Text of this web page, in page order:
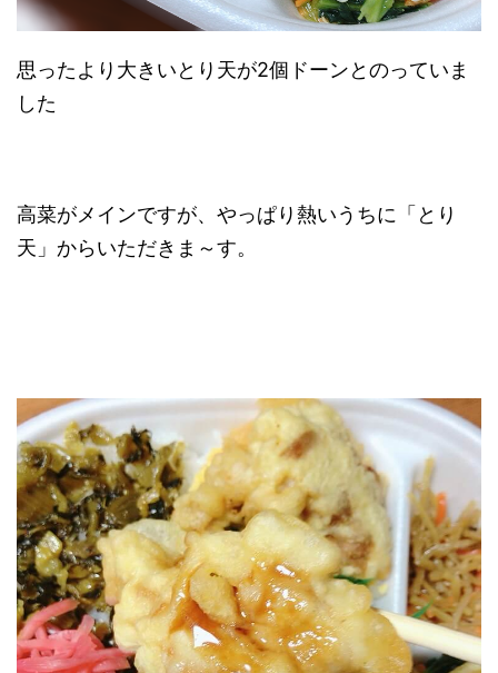
思ったより大きいとり天が2個ドーンとのっていま
した
高菜がメインですが、やっぱり熱いうちに「とり
天」からいただきま～す。